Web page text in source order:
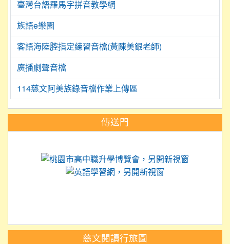
臺灣台語羅馬字拼音教學網
族語e樂園
客語海陸腔指定練習音檔(黃陳美銀老師)
廣播劇聲音檔
114慈文阿美族錄音檔作業上傳區
傳送門
慈文閱讀行旅圖